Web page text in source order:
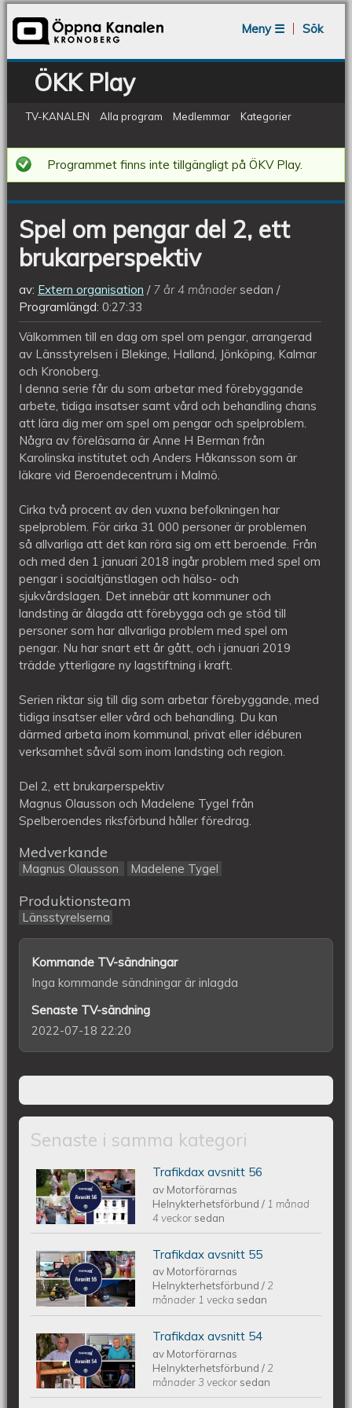
Meny ☰
Sök
ÖKK Play
TV-KANALEN Alla program Medlemmar Kategorier
Spel
om
pengar
del
ett
brukarperspektiv
Programmet finns inte tillgängligt på ÖKV Play.
Spel om pengar del 2, ett
brukarperspektiv
av: Extern organisation 7 år 4 månadersedan
Programlängd: 0:27:33
Välkommen till en dag om spel om pengar, arrangerad
av Länsstyrelsen i Blekinge, Halland, Jönköping, Kalmar
och Kronoberg.
I denna serie får du som arbetar med förebyggande
arbete, tidiga insatser samt vård och behandling chans
att lära dig mer om spel om pengar och spelproblem.
Några av föreläsarna är Anne H Berman från
Karolinska institutet och Anders Håkansson som är
läkare vid Beroendecentrum i Malmö.
Cirka två procent av den vuxna befolkningen har
spelproblem. För cirka 31 000 personer är problemen
så allvarliga att det kan röra sig om ett beroende. Från
och med den 1 januari 2018 ingår problem med spel om
pengar i socialtjänstlagen och hälso- och
sjukvårdslagen. Det innebär att kommuner och
landsting är ålagda att förebygga och ge stöd till
personer som har allvarliga problem med spel om
pengar. Nu har snart ett år gått, och i januari 2019
trädde ytterligare ny lagstiftning i kraft.
Serien riktar sig till dig som arbetar förebyggande, med
tidiga insatser eller vård och behandling. Du kan
därmed arbeta inom kommunal, privat eller idéburen
verksamhet såväl som inom landsting och region.
Del 2, ett brukarperspektiv
Magnus Olausson och Madelene Tygel från
Spelberoendes riksförbund håller föredrag.
Medverkande
Magnus Olausson Madelene Tygel
Produktionsteam
Länsstyrelserna
Kommande TV-sändningar
Inga kommande sändningar är inlagda
Senaste TV-sändning
2022-07-18 22:20
Senaste i samma kategori
Trafikdax - Avsnitt 56
Trafikdax avsnitt 56
av Motorförarnas
Helnykterhetsförbund/ 1 månad
4 veckor sedan
Trafikdax - Avsnitt 55
Trafikdax avsnitt 55
av Motorförarnas
Helnykterhetsförbund/ 2
månader 1 vecka sedan
Trafikdax avsnitt 54
Trafikdax avsnitt 54
av Motorförarnas
Helnykterhetsförbund/ 2
månader 3 veckor sedan